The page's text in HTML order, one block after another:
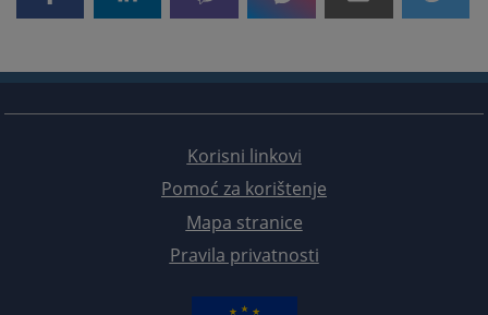
Korisni linkovi
Pomoć za korištenje
Mapa stranice
Pravila privatnosti